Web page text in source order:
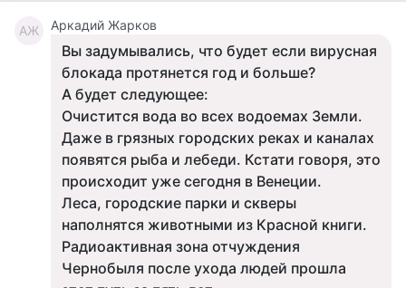
АЖ Аркадий Жарков
Вы задумывались, что будет если вирусная
блокада протянется год и больше?
А будет следующее:
Очистится вода во всех водоемах Земли.
Даже в грязных городских реках и каналах
появятся рыба и лебеди. Кстати говоря, это
происходит уже сегодня в Венеции.
Леса, городские парки и скверы
наполнятся животными из Красной книги.
Радиоактивная зона отчуждения
Чернобыля после ухода людей прошла